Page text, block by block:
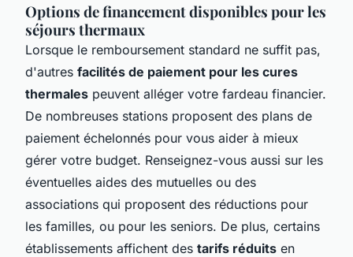
Options de financement disponibles pour les
séjours thermaux
Lorsque le remboursement standard ne suffit pas,
d'autres facilités de paiement pour les cures
thermales peuvent alléger votre fardeau financier.
De nombreuses stations proposent des plans de
paiement échelonnés pour vous aider à mieux
gérer votre budget. Renseignez-vous aussi sur les
éventuelles aides des mutuelles ou des
associations qui proposent des réductions pour
les familles, ou pour les seniors. De plus, certains
établissements affichent des tarifs réduits en